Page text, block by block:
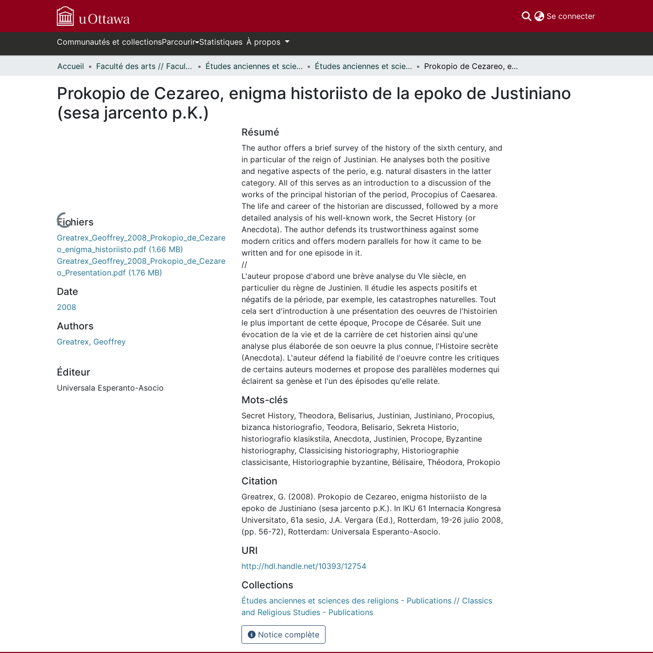
Se connecter(current)
Communautés et collectionsParcourir Statistiques À propos
Accueil Faculté des arts // Faculty of Arts Études anciennes et sciences des religions // Classics and Religious Studies Études anciennes et sciences des religions - Publications // Classics and Religious Studies - Publications Prokopio de Cezareo, enigma historiisto de la epoko de Justiniano (sesa jarcento p.K.)
Prokopio de Cezareo, enigma historiisto de la epoko de Justiniano
(sesa jarcento p.K.)
En cours de chargement...
Fichiers
Greatrex_Geoffrey_2008_Prokopio_de_Cezare
o_enigma_historiisto.pdf (1.66 MB)
Greatrex_Geoffrey_2008_Prokopio_de_Cezare
o_Presentation.pdf (1.76 MB)
Date
2008
Authors
Greatrex, Geoffrey
Éditeur
Universala Esperanto-Asocio
Résumé
The author offers a brief survey of the history of the sixth century, and
in particular of the reign of Justinian. He analyses both the positive
and negative aspects of the perio, e.g. natural disasters in the latter
category. All of this serves as an introduction to a discussion of the
works of the principal historian of the period, Procopius of Caesarea.
The life and career of the historian are discussed, followed by a more
detailed analysis of his well-known work, the Secret History (or
Anecdota). The author defends its trustworthiness against some
modern critics and offers modern parallels for how it came to be
written and for one episode in it.
//
L'auteur propose d'abord une brève analyse du VIe siècle, en
particulier du règne de Justinien. Il étudie les aspects positifs et
négatifs de la période, par exemple, les catastrophes naturelles. Tout
cela sert d'introduction à une présentation des oeuvres de l'histoirien
le plus important de cette époque, Procope de Césarée. Suit une
évocation de la vie et de la carrière de cet historien ainsi qu'une
analyse plus élaborée de son oeuvre la plus connue, l'Histoire secrète
(Anecdota). L'auteur défend la fiabilité de l'oeuvre contre les critiques
de certains auteurs modernes et propose des parallèles modernes qui
éclairent sa genèse et l'un des épisodes qu'elle relate.
Mots-clés
Secret History, Theodora, Belisarius, Justinian, Justiniano, Procopius,
bizanca historiografio, Teodora, Belisario, Sekreta Historio,
historiografio klasikstila, Anecdota, Justinien, Procope, Byzantine
historiography, Classicising historiography, Historiographie
classicisante, Historiographie byzantine, Bélisaire, Théodora, Prokopio
Citation
Greatrex, G. (2008). Prokopio de Cezareo, enigma historiisto de la
epoko de Justiniano (sesa jarcento p.K.). In IKU 61 Internacia Kongresa
Universitato, 61a sesio, J.A. Vergara (Ed.), Rotterdam, 19-26 julio 2008,
(pp. 56-72), Rotterdam: Universala Esperanto-Asocio.
URI
http://hdl.handle.net/10393/12754
Collections
Études anciennes et sciences des religions - Publications // Classics
and Religious Studies - Publications
Notice complète